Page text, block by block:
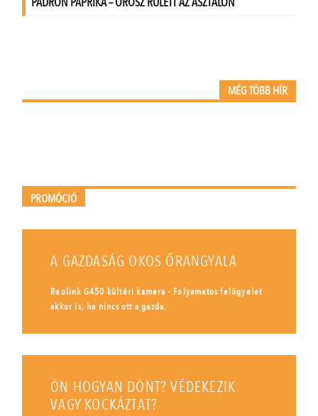
MÉG TÖBB HÍR
PROMÓCIÓ
A GAZDASÁG OKOS ŐRANGYALA
Reolink G450 kültéri kamera - Folyamatos felügyelet
akkor is, ha nincs ott a gazda.
ÖN HOGYAN DÖNT? VÉDEKEZIK
VAGY KOCKÁZTAT?